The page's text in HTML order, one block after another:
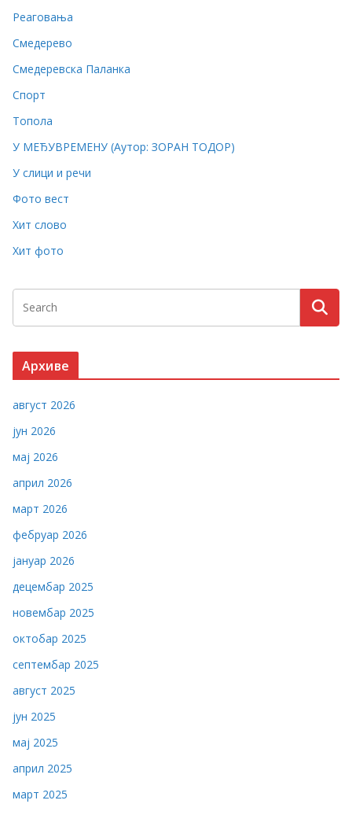
Реаговања
Смедерево
Смедеревска Паланка
Спорт
Топола
У МЕЂУВРЕМЕНУ (Аутор: ЗОРАН ТОДОР)
У слици и речи
Фото вест
Хит слово
Хит фото
Архиве
август 2026
јун 2026
мај 2026
април 2026
март 2026
фебруар 2026
јануар 2026
децембар 2025
новембар 2025
октобар 2025
септембар 2025
август 2025
јун 2025
мај 2025
април 2025
март 2025